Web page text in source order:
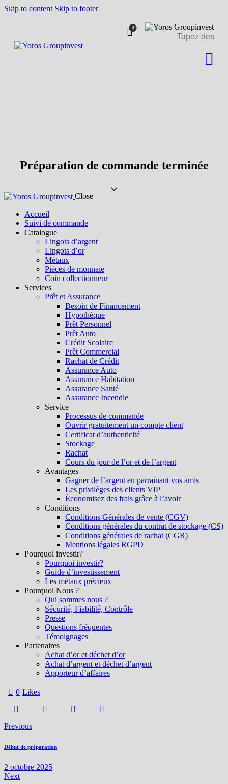
Skip to content Skip to footer
0
Préparation de commande terminée
Close
Accueil
Suivi de commande
Catalogue
Lingots d’argent
Lingots d’or
Métaux
Pièces de monnaie
Coin collectionneur
Services
Prêt et Assurance
Besoin de Financement
Hypothèque
Prêt Personnel
Prêt Auto
Crédit Scolaire
Prêt Commercial
Rachat de Crédit
Assurance Auto
Assurance Habitation
Assurance Santé
Assurance Incendie
Service
Processus de commande
Ouvrir gratuitement un compte client
Certificat d’authenticité
Stockage
Rachat
Cours du jour de l’or et de l’argent
Avantages
Gagner de l’argent en parrainant vos amis
Les privilèges des clients VIP
Économisez des frais grâce à l’avoir
Conditions
Conditions Générales de vente (CGV)
Conditions générales du contrat de stockage (CS)
Conditions générales de rachat (CGR)
Mentions légales RGPD
Pourquoi investir?
Pourquoi investir?
Guide d’investissement
Les métaux précieux
Pourquoi Nous ?
Qui sommes nous ?
Sécurité, Fiabilité, Contrôle
Presse
Questions fréquentes
Témoignages
Partenaires
Achat d’or et déchet d’or
Achat d’argent et déchet d’argent
Apporteur d’affaires
0 Likes
Previous
Début de préparation
2 octobre 2025
Next
Livraison à partir de 500 €